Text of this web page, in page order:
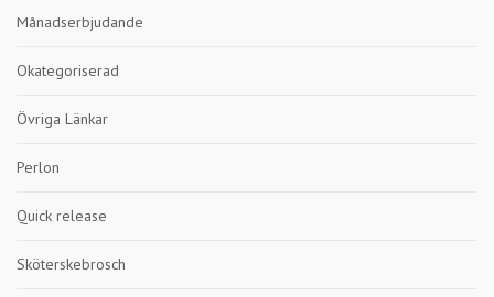
Månadserbjudande
Okategoriserad
Övriga Länkar
Perlon
Quick release
Sköterskebrosch